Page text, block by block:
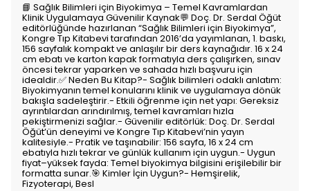
📘 Sağlık Bilimleri için Biyokimya – Temel Kavramlardan
Klinik Uygulamaya Güvenilir Kaynak💬 Doç. Dr. Serdal Öğüt
editörlüğünde hazırlanan “Sağlık Bilimleri için Biyokimya”,
Kongre Tıp Kitabevi tarafından 2016’da yayımlanan, 1. baskı,
156 sayfalık kompakt ve anlaşılır bir ders kaynağıdır. 16 x 24
cm ebatı ve karton kapak formatıyla ders çalışırken, sınav
öncesi tekrar yaparken ve sahada hızlı başvuru için
idealdir.✅ Neden Bu Kitap?- Sağlık bilimleri odaklı anlatım:
Biyokimyanın temel konularını klinik ve uygulamaya dönük
bakışla sadeleştirir.- Etkili öğrenme için net yapı: Gereksiz
ayrıntılardan arındırılmış, temel kavramları hızla
pekiştirmenizi sağlar.- Güvenilir editörlük: Doç. Dr. Serdal
Öğüt’ün deneyimi ve Kongre Tıp Kitabevi’nin yayın
kalitesiyle.- Pratik ve taşınabilir: 156 sayfa, 16 x 24 cm
ebatıyla hızlı tekrar ve günlük kullanım için uygun.- Uygun
fiyat–yüksek fayda: Temel biyokimya bilgisini erişilebilir bir
formatta sunar.🎯 Kimler İçin Uygun?- Hemşirelik,
Fizyoterapi, Besl